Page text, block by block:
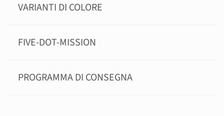
VARIANTI DI COLORE
FIVE-DOT-MISSION
PROGRAMMA DI CONSEGNA